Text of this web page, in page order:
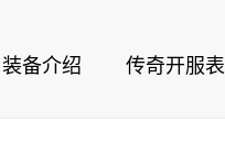
装备介绍 传奇开服表